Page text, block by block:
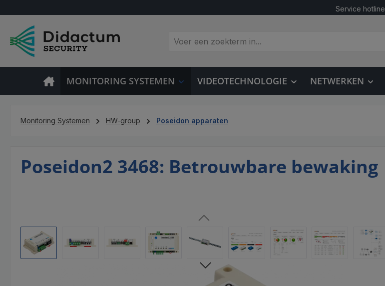
Service hotline
MONITORING SYSTEMEN VIDEOTECHNOLOGIE NETWERKEN
Monitoring Systemen HW-group Poseidon apparaten
Poseidon2 3468: Betrouwbare bewaking
Afbeeldingengalerij overslaan